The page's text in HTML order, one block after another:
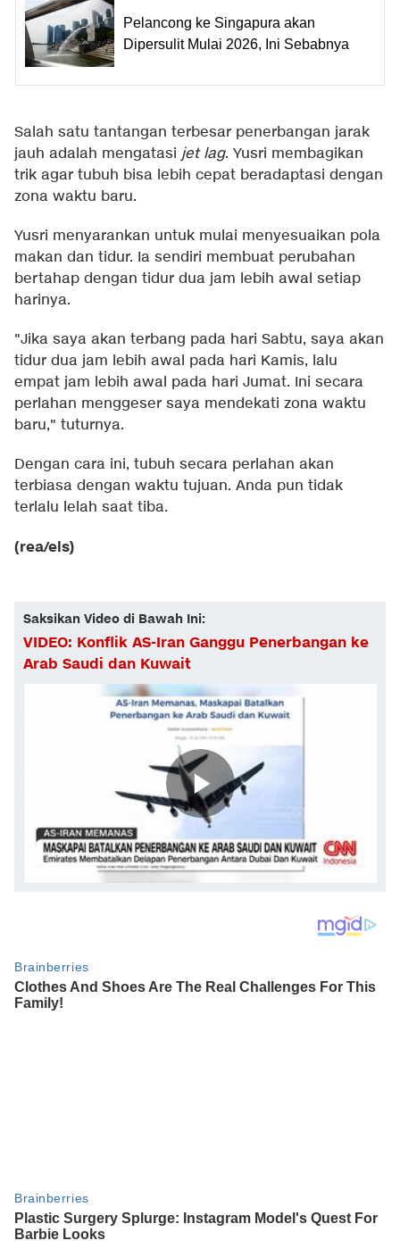
Pelancong ke Singapura akan
Dipersulit Mulai 2026, Ini Sebabnya
Salah satu tantangan terbesar penerbangan jarak
jauh adalah mengatasi jet lag. Yusri membagikan
trik agar tubuh bisa lebih cepat beradaptasi dengan
zona waktu baru.
Yusri menyarankan untuk mulai menyesuaikan pola
makan dan tidur. Ia sendiri membuat perubahan
bertahap dengan tidur dua jam lebih awal setiap
harinya.
"Jika saya akan terbang pada hari Sabtu, saya akan
tidur dua jam lebih awal pada hari Kamis, lalu
empat jam lebih awal pada hari Jumat. Ini secara
perlahan menggeser saya mendekati zona waktu
baru," tuturnya.
Dengan cara ini, tubuh secara perlahan akan
terbiasa dengan waktu tujuan. Anda pun tidak
terlalu lelah saat tiba.
(rea/els)
Saksikan Video di Bawah Ini:
VIDEO: Konflik AS-Iran Ganggu Penerbangan ke
Arab Saudi dan Kuwait